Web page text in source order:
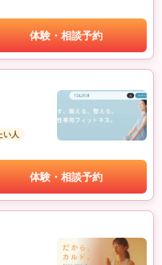
体験・相談予約
い人
体験・相談予約